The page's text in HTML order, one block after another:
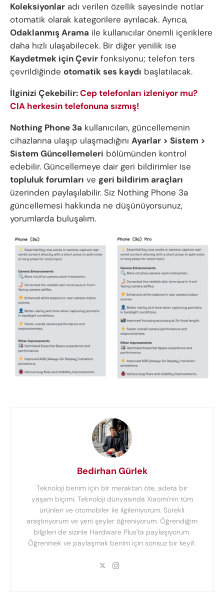
Koleksiyonlar adı verilen özellik sayesinde notlar
otomatik olarak kategorilere ayrılacak. Ayrıca,
Odaklanmış Arama ile kullanıcılar önemli içeriklere
daha hızlı ulaşabilecek. Bir diğer yenilik ise
Kaydetmek için Çevir fonksiyonu; telefon ters
çevrildiğinde otomatik ses kaydı başlatılacak.
İlginizi Çekebilir:Cep telefonları izleniyor mu?
CIA herkesin telefonuna sızmış!
Nothing Phone 3a kullanıcıları, güncellemenin
cihazlarına ulaşıp ulaşmadığını Ayarlar > Sistem >
Sistem Güncellemeleri bölümünden kontrol
edebilir. Güncellemeye dair geri bildirimler ise
topluluk forumları ve geri bildirim araçları
üzerinden paylaşılabilir. Siz Nothing Phone 3a
güncellemesi hakkında ne düşünüyorsunuz,
yorumlarda buluşalım.
Bedirhan Gürlek
Teknoloji benim için bir meraktan öte, adeta bir
yaşam biçimi. Teknoloji dünyasında Xiaomi'nin tüm
ürünleri ve otomobiler ile ilgileniyorum. Sürekli
araştırıyorum ve yeni şeyler öğreniyorum. Öğrendiğim
bilgileri de sizinle Hardware Plus'ta paylaşıyorum.
Öğrenmek ve paylaşmak benim için sonsuz bir keyif.